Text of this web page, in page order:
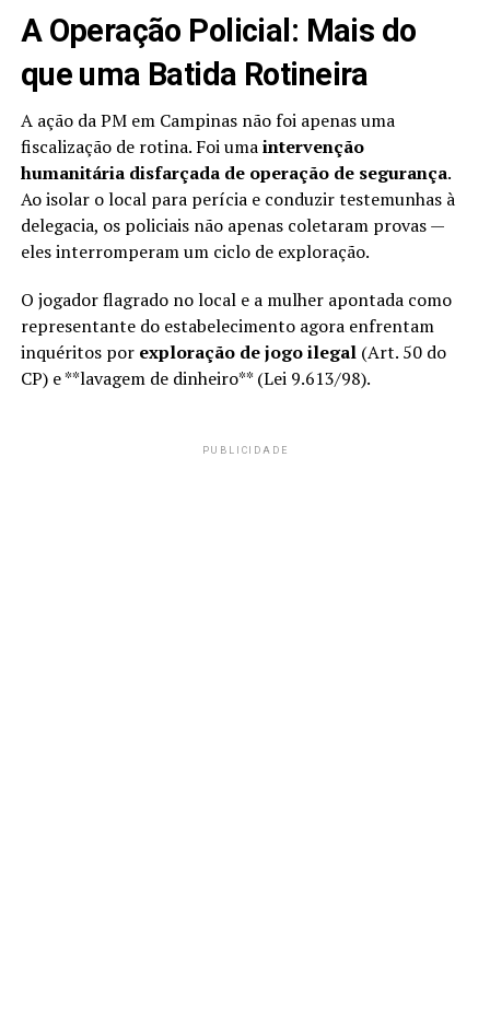
A Operação Policial: Mais do
que uma Batida Rotineira
A ação da PM em Campinas não foi apenas uma
fiscalização de rotina. Foi umaintervenção
humanitária disfarçada de operação de segurança.
Ao isolar o local para perícia e conduzir testemunhas à
delegacia, os policiais não apenas coletaram provas —
eles interromperam um ciclo de exploração.
O jogador flagrado no local e a mulher apontada como
representante do estabelecimento agora enfrentam
inquéritos por exploração de jogo ilegal(Art. 50 do
CP) e **lavagem de dinheiro** (Lei 9.613/98).
PUBLICIDADE